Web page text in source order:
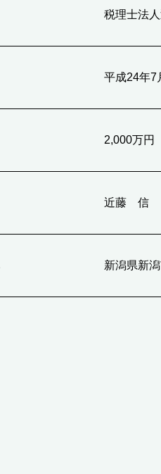
税理士法
平成24年7
2,000万円
近藤 信
新潟県新